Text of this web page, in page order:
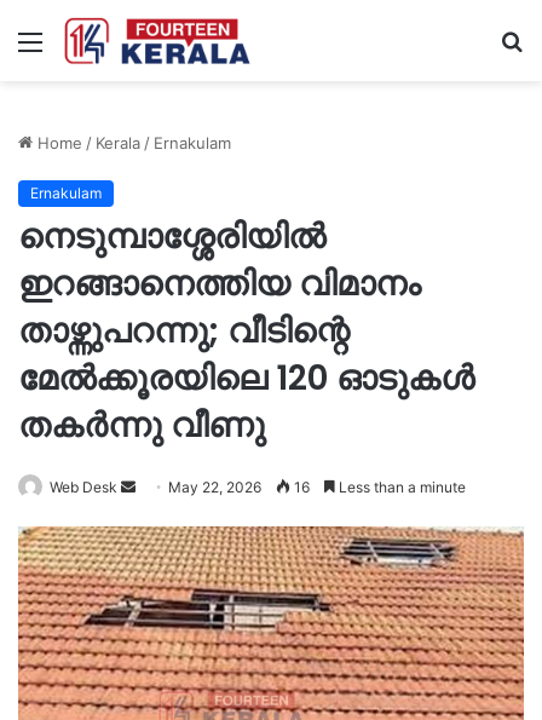
Menu
Home / Kerala/ Ernakulam
Ernakulam
നെടുമ്പാശ്ശേരിയിൽ
ഇറങ്ങാനെത്തിയ വിമാനം
താഴ്ന്നുപറന്നു; വീടിന്റെ
മേൽക്കൂരയിലെ 120 ഓടുകൾ
തകർന്നു വീണു
Web Desk
Send
email
May 22, 2026 16 Less than a minute